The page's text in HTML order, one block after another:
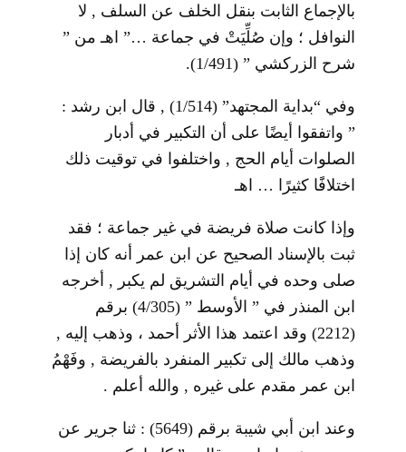
بالإجماع الثابت بنقل الخلف عن السلف , لا
النوافل ؛ وإن صُلِّيَتْ في جماعة …” اهـ من ”
شرح الزركشي ” (1/491).
وفي “بداية المجتهد” (1/514) , قال ابن رشد :
” واتفقوا أيضًا على أن التكبير في أدبار
الصلوات أيام الحج , واختلفوا في توقيت ذلك
اختلافًَا كثيرًا … اهـ
وإذا كانت صلاة فريضة في غير جماعة ؛ فقد
ثبت بالإسناد الصحيح عن ابن عمر أنه كان إذا
صلى وحده في أيام التشريق لم يكبر , أخرجه
ابن المنذر في ” الأوسط ” (4/305) برقم
(2212) وقد اعتمد هذا الأثر أحمد ، وذهب إليه ,
وذهب مالك إلى تكبير المنفرد بالفريضة , وفَهْمُ
ابن عمر مقدم على غيره , والله أعلم .
وعند ابن أبي شيبة برقم (5649) : ثنا جرير عن